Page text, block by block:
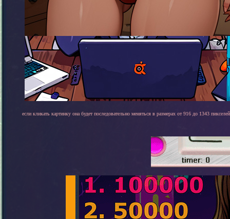
если кликать картинку она будет последовательно меняться в размерах от 916 до 1343